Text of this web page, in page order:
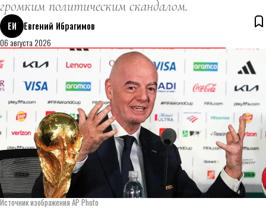
громким политическим скандалом.
ЕИ
Евгений Ибрагимов
06 августа 2026
Источник изображения AP Photo